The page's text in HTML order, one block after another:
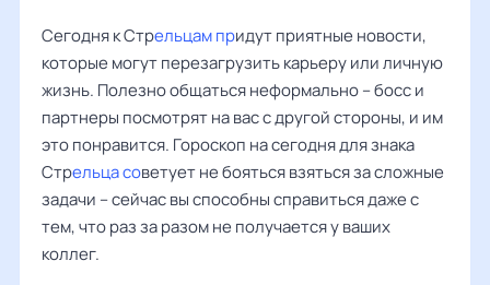
Сегодня к Стрельцам придут приятные новости,
которые могут перезагрузить карьеру или личную
жизнь. Полезно общаться неформально – босс и
партнеры посмотрят на вас с другой стороны, и им
это понравится. Гороскоп на сегодня для знака
Стрельца советует не бояться взяться за сложные
задачи – сейчас вы способны справиться даже с
тем, что раз за разом не получается у ваших
коллег.